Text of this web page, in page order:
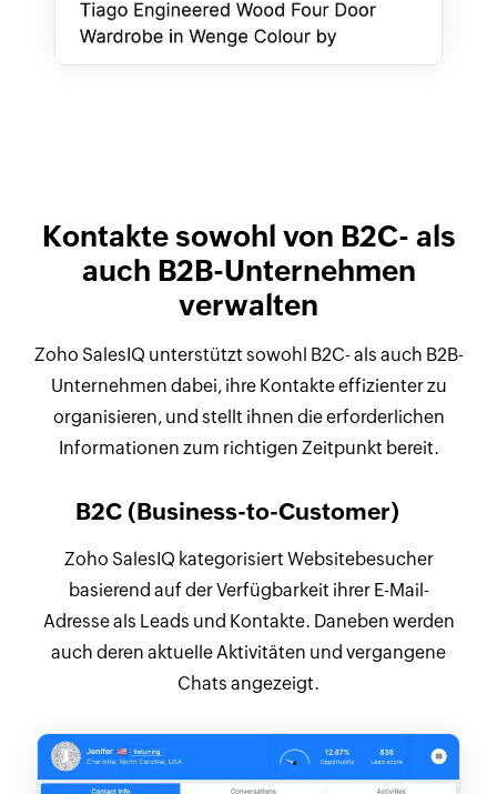
Kontakte sowohl von B2C- als
auch B2B-Unternehmen
verwalten
Zoho SalesIQ unterstützt sowohl B2C- als auch B2B-
Unternehmen dabei, ihre Kontakte effizienter zu
organisieren, und stellt ihnen die erforderlichen
Informationen zum richtigen Zeitpunkt bereit.
B2C (Business-to-Customer)
Zoho SalesIQ kategorisiert Websitebesucher
basierend auf der Verfügbarkeit ihrer E-Mail-
Adresse als Leads und Kontakte. Daneben werden
auch deren aktuelle Aktivitäten und vergangene
Chats angezeigt.